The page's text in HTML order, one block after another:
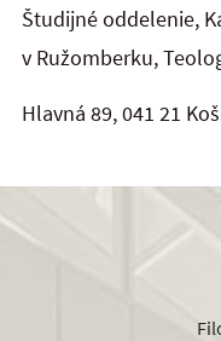
Študijné oddelenie,
v Ružomberku,
Hlavná 89, 041 21